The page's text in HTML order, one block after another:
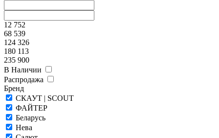
12 752
68 539
124 326
180 113
235 900
В Наличии
Распродажа
Бренд
СКАУТ | SCOUT
ФАЙТЕР
Беларусь
Нева